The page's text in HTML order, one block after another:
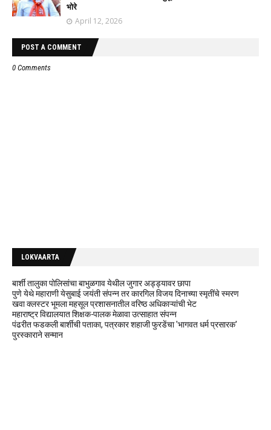
भोरे
April 12, 2026
POST A COMMENT
0 Comments
LOKVAARTA
बार्शी तालुका पोलिसांचा बाभुळगाव येथील जुगार अड्ड्यावर छापा
पुणे येथे महाराणी येसुबाई जयंती संपन्न तर कारगिल विजय दिनाच्या स्मृतींचे स्मरण
खवा क्लस्टर भूमला महसूल प्रशासनातील वरिष्ठ अधिकाऱ्यांची भेट
महाराष्ट्र विद्यालयात शिक्षक-पालक मेळावा उत्साहात संपन्न
पंढरीत फडकली बार्शीची पताका, पत्रकार शहाजी फुरडेंचा 'भागवत धर्म प्रसारक'
पुरस्काराने सन्मान